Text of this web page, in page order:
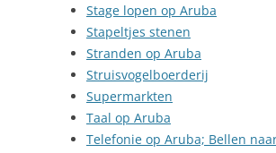
Stage lopen op Aruba
Stapeltjes stenen
Stranden op Aruba
Struisvogelboerderij
Supermarkten
Taal op Aruba
Telefonie op Aruba; Bellen